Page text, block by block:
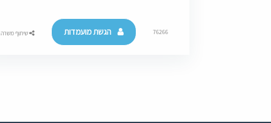
76266 הגשת מועמדות שיתוף משרה